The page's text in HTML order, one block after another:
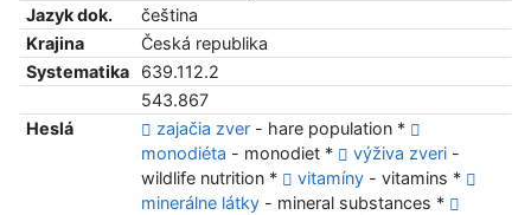
Jazyk dok.
čeština
Krajina
Česká republika
Systematika
639.112.2
543.867
Heslá
zajačia zver- hare population *
monodiéta - monodiet * výživa zveri-
wildlife nutrition *
vitamíny- vitamins *
minerálne látky- mineral substances *